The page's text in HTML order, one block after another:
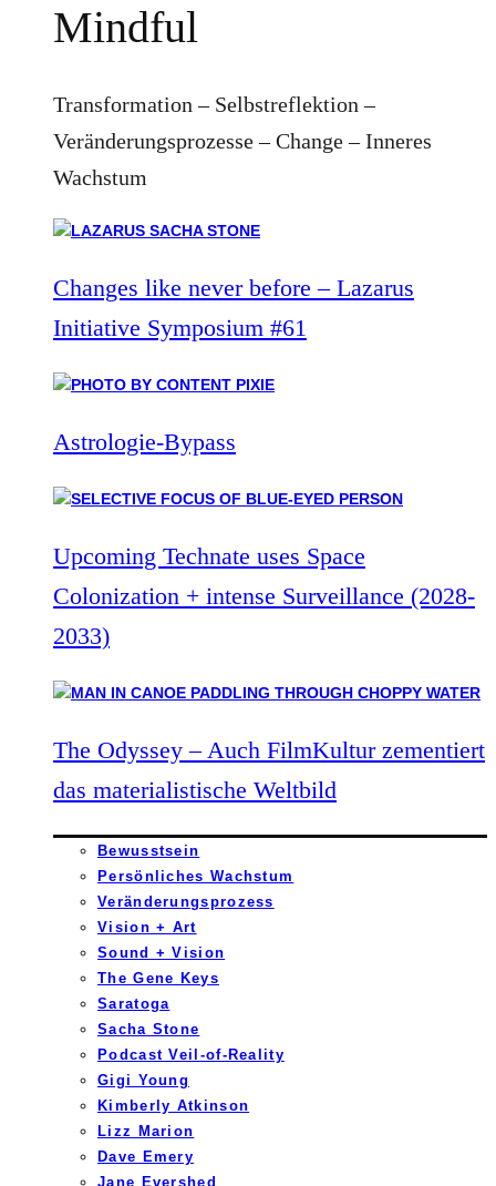
Mindful
Transformation – Selbstreflektion –
Veränderungsprozesse – Change – Inneres
Wachstum
Changes like never before – Lazarus
Initiative Symposium #61
Astrologie-Bypass
Upcoming Technate uses Space
Colonization + intense Surveillance (2028-
2033)
The Odyssey – Auch FilmKultur zementiert
das materialistische Weltbild
Bewusstsein
Persönliches Wachstum
Veränderungsprozess
Vision + Art
Sound + Vision
The Gene Keys
Saratoga
Sacha Stone
Podcast Veil-of-Reality
Gigi Young
Kimberly Atkinson
Lizz Marion
Dave Emery
Jane Evershed